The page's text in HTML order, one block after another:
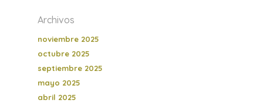
Archivos
noviembre 2025
octubre 2025
septiembre 2025
mayo 2025
abril 2025